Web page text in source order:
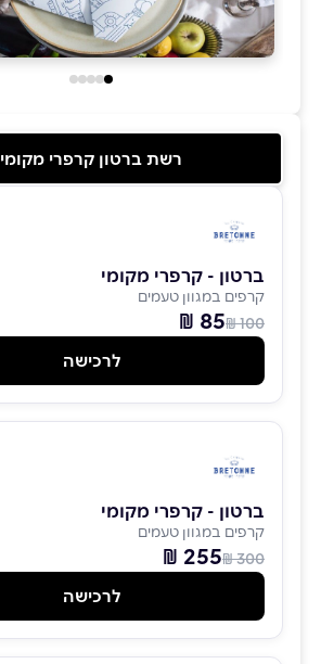
רשת ברטון קרפרי מקומי
ברטון - קרפרי מקומי
קרפים במגוון טעמים
100 ₪
85 ₪
לרכישה
ברטון - קרפרי מקומי
קרפים במגוון טעמים
300 ₪
255 ₪
לרכישה